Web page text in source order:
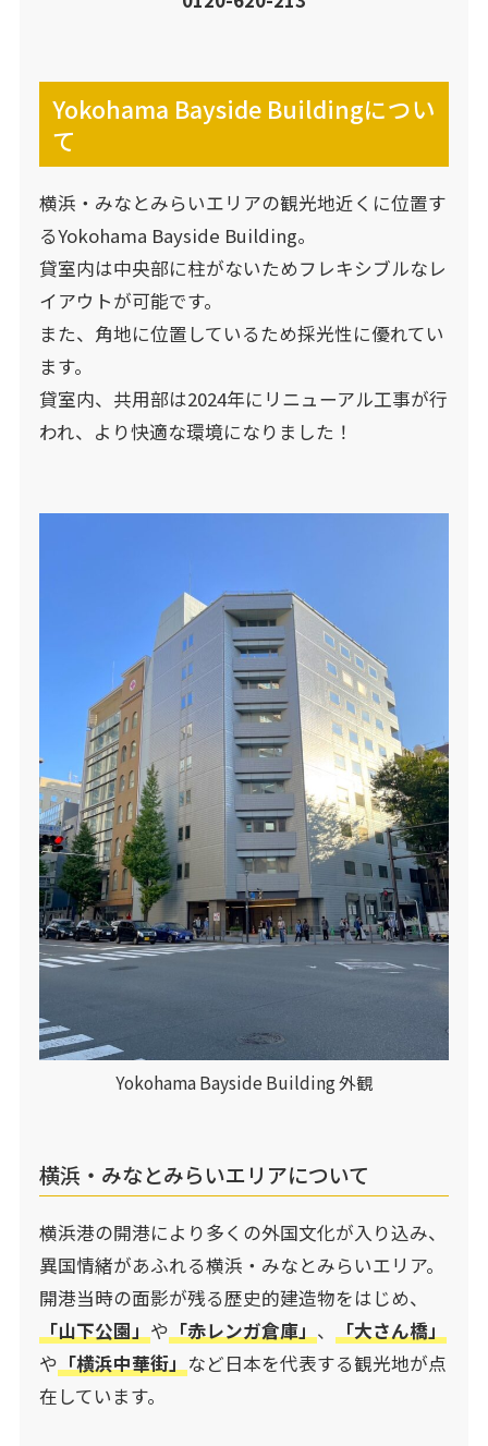
Yokohama Bayside Buildingについ
て
横浜・みなとみらいエリアの観光地近くに位置す
るYokohama Bayside Building。
貸室内は中央部に柱がないためフレキシブルなレ
イアウトが可能です。
また、角地に位置しているため採光性に優れてい
ます。
貸室内、共用部は2024年にリニューアル工事が行
われ、より快適な環境になりました！
Yokohama Bayside Building 外観
横浜・みなとみらいエリアについて
横浜港の開港により多くの外国文化が入り込み、
異国情緒があふれる横浜・みなとみらいエリア。
開港当時の面影が残る歴史的建造物をはじめ、
「山下公園」 や 「赤レンガ倉庫」 、
「大さん橋」
や 「横浜中華街」 など日本を代表する観光地が点
在しています。